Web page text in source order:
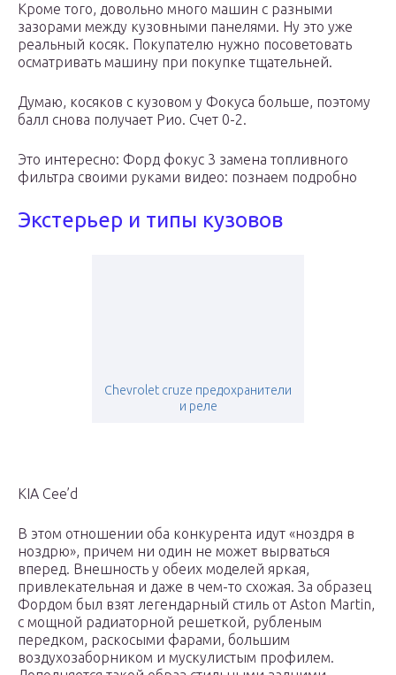
Кроме того, довольно много машин с разными
зазорами между кузовными панелями. Ну это уже
реальный косяк. Покупателю нужно посоветовать
осматривать машину при покупке тщательней.
Думаю, косяков с кузовом у Фокуса больше, поэтому
балл снова получает Рио. Счет 0-2.
Это интересно: Форд фокус 3 замена топливного
фильтра своими руками видео: познаем подробно
Экстерьер и типы кузовов
Chevrolet cruze предохранители
и реле
KIA Cee’d
В этом отношении оба конкурента идут «ноздря в
ноздрю», причем ни один не может вырваться
вперед. Внешность у обеих моделей яркая,
привлекательная и даже в чем-то схожая. За образец
Фордом был взят легендарный стиль от Aston Martin,
с мощной радиаторной решеткой, рубленым
передком, раскосыми фарами, большим
воздухозаборником и мускулистым профилем.